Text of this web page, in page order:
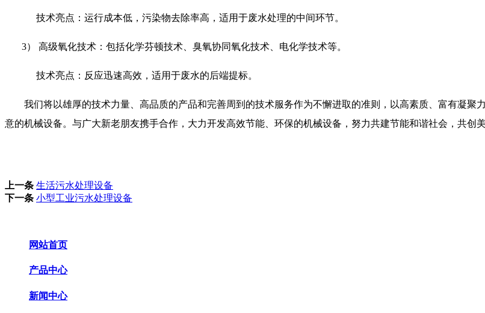
技术亮点：运行成本低，污染物去除率高，适用于废水处理的中间环节。
3） 高级氧化技术：包括化学芬顿技术、臭氧协同氧化技术、电化学技术等。
技术亮点：反应迅速高效，适用于废水的后端提标。
我们将以雄厚的技术力量、高品质的产品和完善周到的技术服务作为不懈进取的准则，以高素质、富有凝
意的机械设备。与广大新老朋友携手合作，大力开发高效节能、环保的机械设备，努力共建节能和谐社会，共创美
上一条 生活污水处理设备
下一条 小型工业污水处理设备
网站首页
产品中心
新闻中心